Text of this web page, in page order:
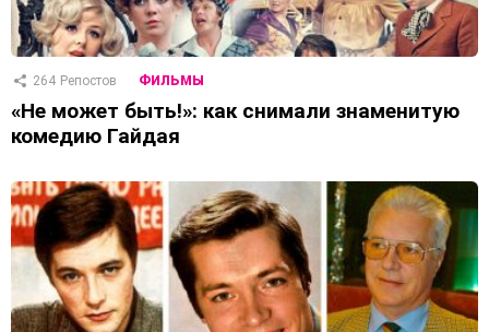
264 Репостов ФИЛЬМЫ
«Не может быть!»: как снимали знаменитую
комедию Гайдая